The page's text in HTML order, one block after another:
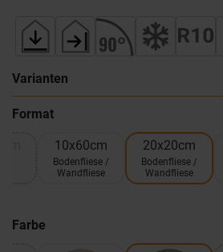
Varianten
Format
10x60cm
Bodenfliese /
Wandfliese
20x20cm
Bodenfliese /
Wandfliese
Farbe